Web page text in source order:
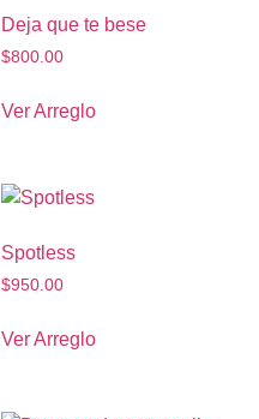
Deja que te bese
$800.00
Ver Arreglo
Spotless
$950.00
Ver Arreglo